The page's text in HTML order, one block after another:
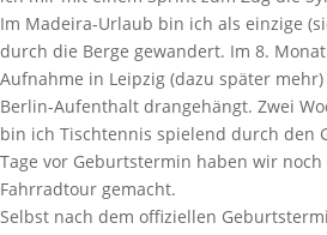
Im Madeira-Urlaub bin ich als einzige
durch die Berge gewandert. Im 8.
Aufnahme in Leipzig (dazu später
Berlin-Aufenthalt drangehängt. Zwei
bin ich Tischtennis spielend durch den
Tage vor Geburtstermin haben wir
Fahrradtour gemacht.
Selbst nach dem offiziellen